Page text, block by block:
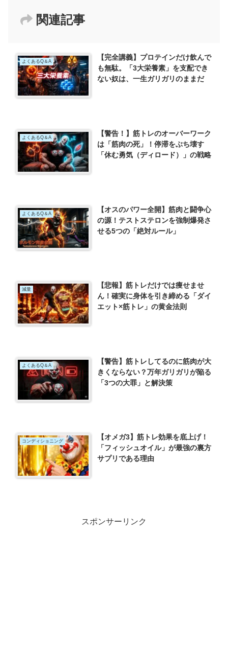
関連記事
よくあるQ＆A
【完全講義】プロテインだけ飲んで
も無駄。「3大栄養素」を支配でき
ない奴は、一生ガリガリのままだ
よくあるQ＆A
【警告！】筋トレのオーバーワーク
は「筋肉の死」！停滞をぶち壊す
「休む勇気（ディロード）」の戦略
よくあるQ＆A
【オスのパワー全開】筋肉と闘争心
の源！テストステロンを強制爆発さ
せる5つの「絶対ルール」
減量
【悲報】筋トレだけでは痩せませ
ん！確実に身体を引き締める「ダイ
エット×筋トレ」の黄金法則
よくあるQ＆A
【警告】筋トレしてるのに筋肉が大
きくならない？万年ガリガリが陥る
「3つの大罪」と解決策
コンディショニング
【オメガ3】筋トレ効果を底上げ！
「フィッシュオイル」が最強の裏方
サプリである理由
スポンサーリンク